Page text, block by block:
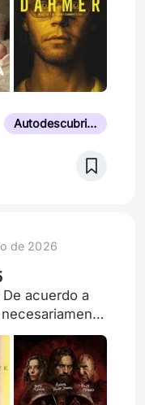
Autodescubrimiento
de 2026
acuerdo a